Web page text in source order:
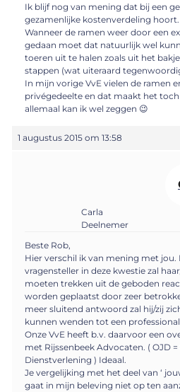
Ik blijf nog van mening dat bij een
gezamenlijke kostenverdeling hoort.
Wanneer de ramen weer door een
gedaan moet dat natuurlijk wel
toeren uit te halen zoals uit het
stappen (wat uiteraard
In mijn vorige VvE vielen de ramen
privégedeelte en dat maakt het
allemaal kan ik wel zeggen 😉
1 augustus 2015 om 13:58
Carla
Deelnemer
Beste Rob,
Hier verschil ik van mening met jou.
vragensteller in deze kwestie zal
moeten trekken uit de geboden
worden geplaatst door zeer
meer sluitend antwoord zal hij/zij
kunnen wenden tot een
Onze VvE heeft b.v. daarvoor een
met Rijssenbeek Advocaten. ( OJD
Dienstverlening ) Ideaal.
Je vergelijking met het deel van ‘
gaat in mijn beleving niet op ten